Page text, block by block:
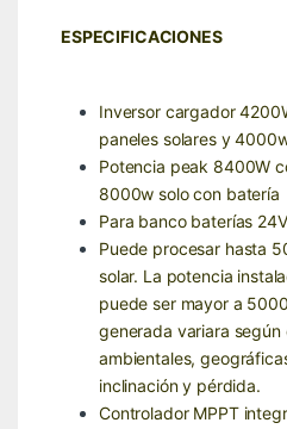
ESPECIFICACIONES
Inversor cargador
paneles solares y
Potencia peak 8400W
8000w solo con batería
Para banco baterías 24V
Puede procesar hasta
solar. La potencia
puede ser mayor a
generada variara según
ambientales,
inclinación y pérdida.
Controlador MPPT